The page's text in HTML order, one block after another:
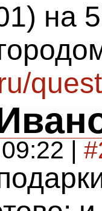
на
|